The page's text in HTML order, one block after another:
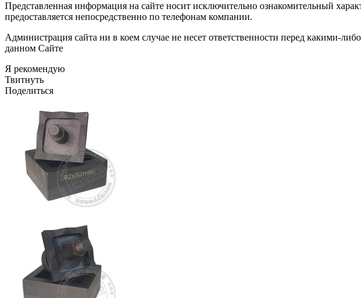
Представленная информация на сайте носит исключительно ознакомительный
предоставляется непосредственно по телефонам компании.
Администрация сайта ни в коем случае не несет ответственности перед какими-
данном Сайте
Я рекомендую
Твитнуть
Поделиться